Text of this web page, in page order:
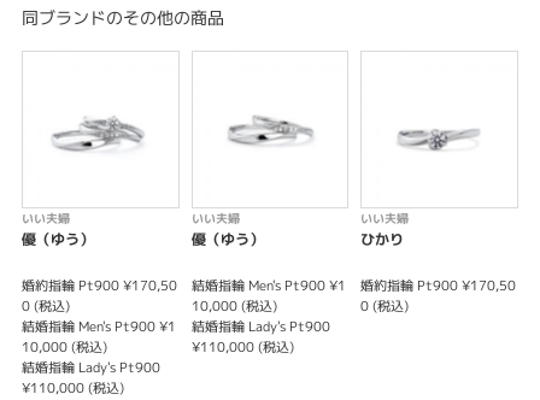
デザイン
テイスト
性別
メンズ
紹介文
これから共に歩むおふたりが”いい夫婦”になりますようにとの想いが込めら
同ブランドのその他の商品
いい夫婦
優（ゆう）
婚約指輪 Pt900 ¥170,50
0 (税込)
結婚指輪 Men's Pt900 ¥1
10,000 (税込)
結婚指輪 Lady's Pt900
¥110,000 (税込)
いい夫婦
優（ゆう）
結婚指輪 Men's Pt900 ¥1
10,000 (税込)
結婚指輪 Lady's Pt900
¥110,000 (税込)
いい夫婦
ひかり
婚約指輪 Pt900 ¥170,50
0 (税込)